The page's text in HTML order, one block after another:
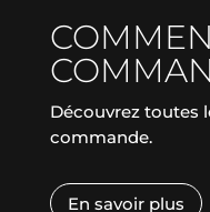
Découvrez toutes
commande.
En savoir plus